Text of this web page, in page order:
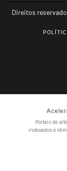
Direitos
Portais de
indexados e